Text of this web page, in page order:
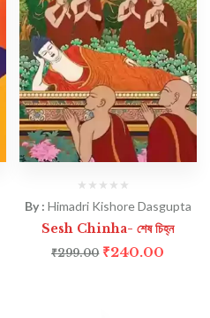
By : Himadri Kishore Dasgupta
Sesh Chinha- শেষ চিহ্ন
₹299.00 ₹240.00